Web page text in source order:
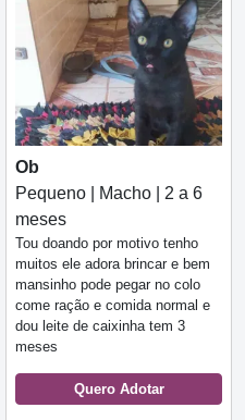
Ob
Pequeno | Macho | 2 a 6
meses
Tou doando por motivo tenho
muitos ele adora brincar e bem
mansinho pode pegar no colo
come ração e comida normal e
dou leite de caixinha tem 3
meses
Quero Adotar